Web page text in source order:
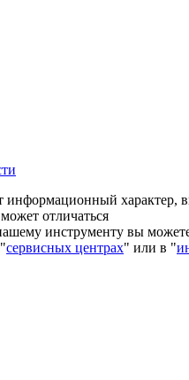
информационный характер,
отличаться
инструменту вы
сервисных центрах" или в "